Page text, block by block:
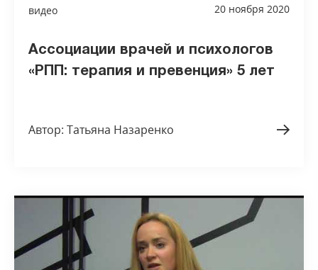
видео 20 ноября 2020
Ассоциации врачей и психологов
«РПП: терапия и превенция» 5 лет
Автор: Татьяна Назаренко